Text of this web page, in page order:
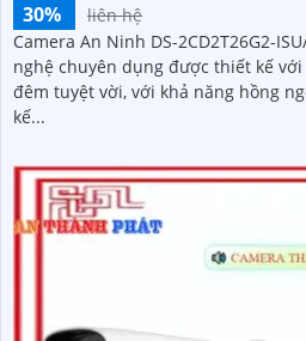
30%
liên hệ
Camera An Ninh DS-2CD2T26G2-
nghệ chuyên dụng được thiết kế
đêm tuyệt vời, với khả năng hồng ngoại
kế...